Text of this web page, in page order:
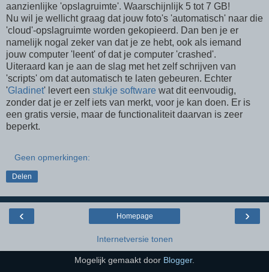
aanzienlijke 'opslagruimte'. Waarschijnlijk 5 tot 7 GB!
Nu wil je wellicht graag dat jouw foto's 'automatisch' naar die
'cloud'-opslagruimte worden gekopieerd. Dan ben je er
namelijk nogal zeker van dat je ze hebt, ook als iemand
jouw computer 'leent' of dat je computer 'crashed'.
Uiteraard kan je aan de slag met het zelf schrijven van
'scripts' om dat automatisch te laten gebeuren. Echter
'Gladinet' levert een stukje software wat dit eenvoudig,
zonder dat je er zelf iets van merkt, voor je kan doen. Er is
een gratis versie, maar de functionaliteit daarvan is zeer
beperkt.
Geen opmerkingen:
Delen
‹ ›
Homepage
Internetversie tonen
Mogelijk gemaakt door Blogger.